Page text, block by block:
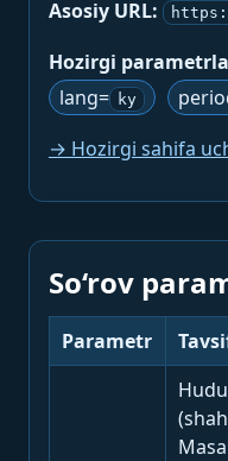
Asosiy URL:
Hozirgi
lang= ky
→ Hozirgi sahifa
So‘rov
Parametr